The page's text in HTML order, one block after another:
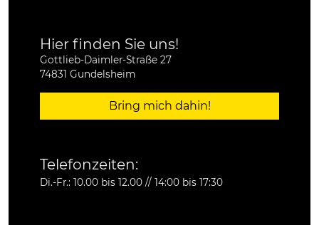
Hier finden Sie uns!
Gottlieb-Daimler-Straße 27
74831 Gundelsheim
Bring mich dahin!
Telefonzeiten:
Di.-Fr.: 10.00 bis 12.00 // 14:00 bis 17:30